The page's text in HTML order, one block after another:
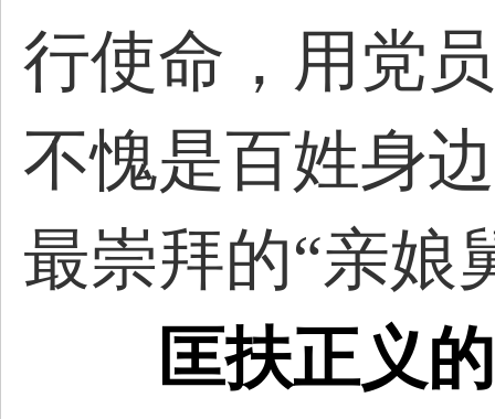
行使命，用党
不愧是百姓身
最崇拜的“亲娘
匡扶正义